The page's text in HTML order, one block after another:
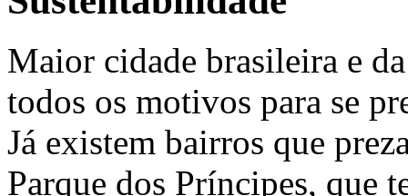
Maior cidade brasileira e
todos os motivos para se
Já existem bairros que
Parque dos Príncipes, que